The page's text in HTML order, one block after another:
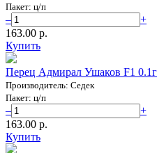
Пакет: ц/п
–
+
163.00 p.
Купить
Перец Адмирал Ушаков F1
Производитель: Седек
Пакет: ц/п
–
+
163.00 p.
Купить